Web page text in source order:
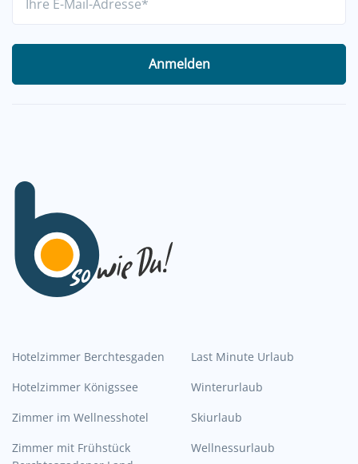
Anmelden
Hotelzimmer Berchtesgaden
Hotelzimmer Königssee
Zimmer im Wellnesshotel
Zimmer mit Frühstück
Last Minute Urlaub
Winterurlaub
Skiurlaub
Wellnessurlaub